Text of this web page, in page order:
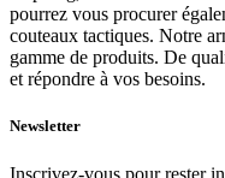
pourrez vous procurer
couteaux tactiques. Notre
gamme de produits. De
et répondre à vos besoins.
Newsletter
Inscrivez-vous pour rester